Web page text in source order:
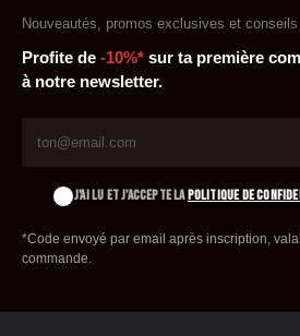
Nouveautés, promos exclusives et
Profite de -10%* sur ta première
à notre newsletter.
J'AI LU ET J'ACCEPTE LAPOLITIQUE DE
*Code envoyé par email après inscription,
commande.